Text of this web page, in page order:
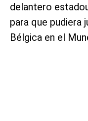
delantero
para que pudiera
Bélgica en el